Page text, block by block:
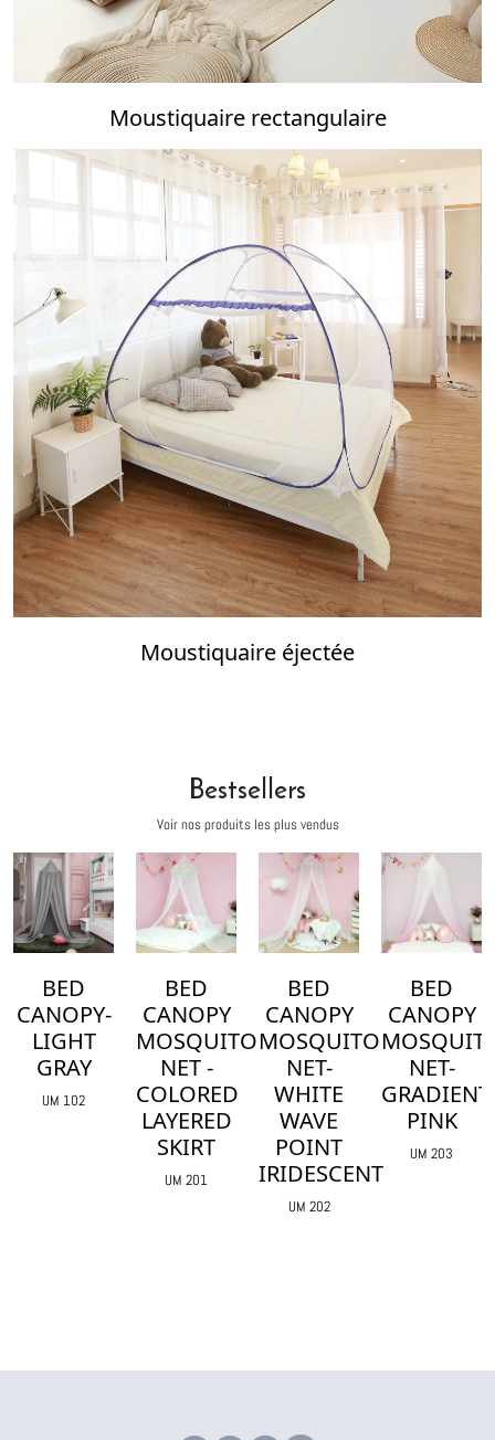
Moustiquaire rectangulaire
Moustiquaire éjectée
Bestsellers
Voir nos produits les plus vendus
BED
CANOPY
MOSQUITO
NET -
COLORED
BED
CANOPY
MOSQUITO
NET-
WHITE
WAVE
POINT
IRIDESCENT
BED
CANOPY
MOSQUITO
NET-
GRADIENT
PINK
UM 203
BED
CANOPY
NET -
WHITE
CAT